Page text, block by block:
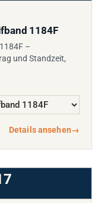
1184F
–
und Standzeit,
Details ansehen→